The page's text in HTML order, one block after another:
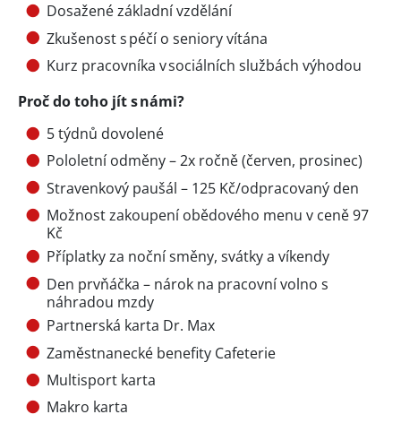
Dosažené základní vzdělání
Zkušenost s péčí o seniory vítána
Kurz pracovníka v sociálních službách výhodou
Proč do toho jít s námi?
5 týdnů dovolené
Pololetní odměny – 2x ročně (červen, prosinec)
Stravenkový paušál – 125 Kč/odpracovaný den
Možnost zakoupení obědového menu v ceně 97
Kč
Příplatky za noční směny, svátky a víkendy
Den prvňáčka – nárok na pracovní volno s
náhradou mzdy
Partnerská karta Dr. Max
Zaměstnanecké benefity Cafeterie
Multisport karta
Makro karta